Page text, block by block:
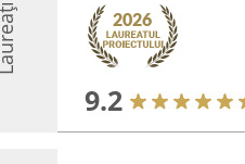
Laureați
9.2